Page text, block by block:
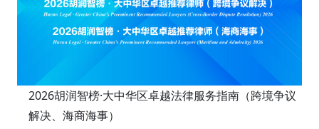
2026胡润智榜·大中华区卓越法律服务指南（跨境争议
解决、海商海事）